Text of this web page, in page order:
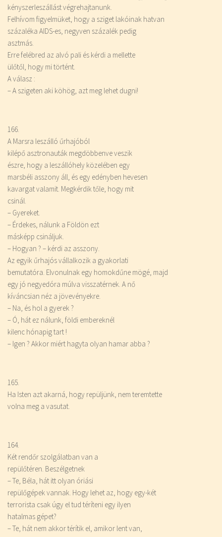
kényszerleszállást végrehajtanunk.
Felhívom figyelmüket, hogy a sziget lakóinak hatvan
százaléka AIDS-es, negyven százalék pedig
asztmás.
Erre felébred az alvó pali és kérdi a mellette
ülőtől, hogy mi történt.
A válasz :
– A szigeten aki köhög, azt meg lehet dugni!
166.
A Marsra leszálló űrhajóból
kilépő asztronauták megdöbbenve veszik
észre, hogy a leszállóhely közelében egy
marsbéli asszony áll, és egy edényben hevesen
kavargat valamit. Megkérdik tőle, hogy mit
csinál.
– Gyereket.
– Érdekes, nálunk a Földön ezt
másképp csináljuk.
– Hogyan ? – kérdi az asszony.
Az egyik űrhajós vállalkozik a gyakorlati
bemutatóra. Elvonulnak egy homokdűne mögé, majd
egy jó negyedóra múlva visszatérnek. A nő
kíváncsian néz a jövevényekre.
– Na, és hol a gyerek ?
– Ó, hát ez nálunk, földi embereknél
kilenc hónapig tart !
– Igen ? Akkor miért hagyta olyan hamar abba ?
165.
Ha Isten azt akarná, hogy repüljünk, nem teremtette
volna meg a vasutat.
164.
Két rendőr szolgálatban van a
repülőtéren. Beszélgetnek
– Te, Béla, hát itt olyan óriási
repülőgépek vannak. Hogy lehet az, hogy egy-két
terrorista csak úgy el tud téríteni egy ilyen
hatalmas gépet?
– Te, hát nem akkor térítik el, amikor lent van,